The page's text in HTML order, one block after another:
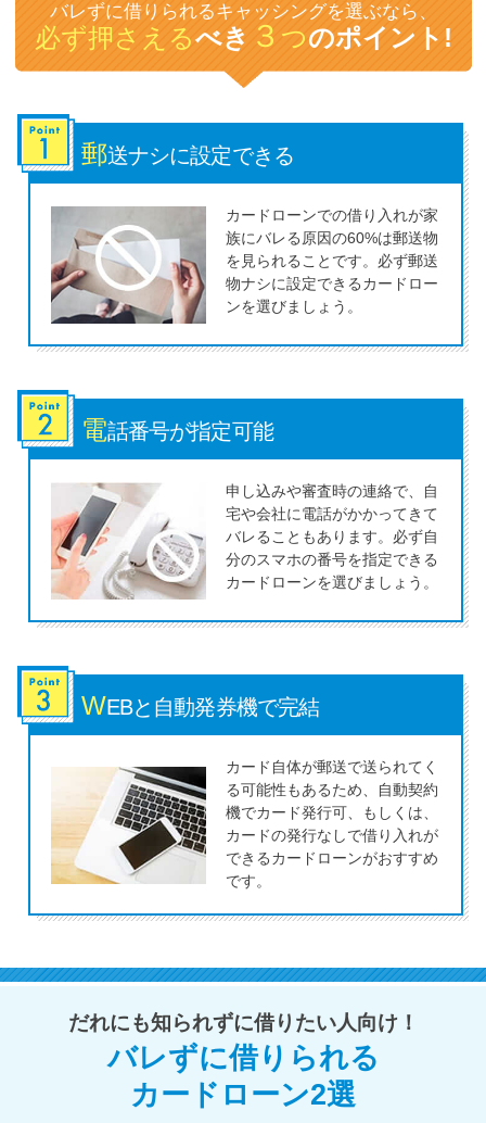
無利息期間を利用して利息0円で
お金を借りる3つのポイント
種類・特徴別一覧
その他コラム
今月の家賃払えない…2ヵ月目に
は解決しないと危険な理由と対
処法3つ
家賃払えないが強制退去は避け
たい…市役所に相談より賢い方
街金とは？絶対審査通る？借金
に悩む人へ街金をおすすめしな
い理由
やシステムをカードローンと比
較
未成年でもお金を借りられる？
学生がお金を借りる方法があ
る？
学生がお金を借りる方法は？親
へのバレにくさや将来への影響
ソフト闇金とは？悪質な手口に
は要注意！
090金融（闇金）からお金を借り
バレずに借りられるキャッシングを選ぶなら、
必ず押さえるべき ３ つのポイント!
郵送ナシに設定できる
カードローンでの借り入れが家
族にバレる原因の60%は郵送物
を見られることです。必ず郵送
物ナシに設定できるカードロー
ンを選びましょう。
電話番号が指定可能
申し込みや審査時の連絡で、自
宅や会社に電話がかかってきて
バレることもあります。必ず自
分のスマホの番号を指定できる
カードローンを選びましょう。
WEBと自動発券機で完結
カード自体が郵送で送られてく
る可能性もあるため、自動契約
機でカード発行可、もしくは、
カードの発行なしで借り入れが
できるカードローンがおすすめ
です。
だれにも知られずに借りたい人向け！
バレずに借りられる
カードローン2選